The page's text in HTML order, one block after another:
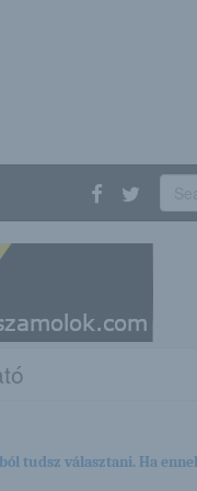
tudsz választani. Ha